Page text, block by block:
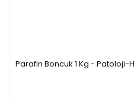
Parafin Boncuk 1 Kg - Patoloji-